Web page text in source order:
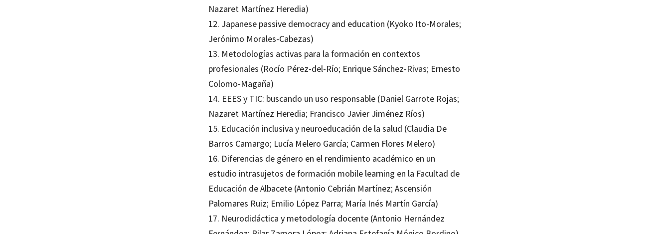
Nazaret Martínez Heredia)
12. Japanese passive democracy and education (Kyoko Ito-Morales;
Jerónimo Morales-Cabezas)
13. Metodologías activas para la formación en contextos
profesionales (Rocío Pérez-del-Río; Enrique Sánchez-Rivas; Ernesto
Colomo-Magaña)
14. EEES y TIC: buscando un uso responsable (Daniel Garrote Rojas;
Nazaret Martínez Heredia; Francisco Javier Jiménez Ríos)
15. Educación inclusiva y neuroeducación de la salud (Claudia De
Barros Camargo; Lucía Melero García; Carmen Flores Melero)
16. Diferencias de género en el rendimiento académico en un
estudio intrasujetos de formación mobile learning en la Facultad de
Educación de Albacete (Antonio Cebrián Martínez; Ascensión
Palomares Ruiz; Emilio López Parra; María Inés Martín García)
17. Neurodidáctica y metodología docente (Antonio Hernández